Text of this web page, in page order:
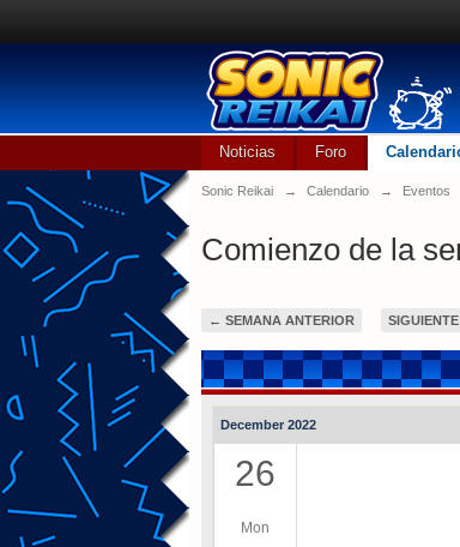
Noticias Foro
Sonic Reikai → Calendario → Eventos
Comienzo de la
← SEMANA ANTERIOR
December 2022
26
Mon